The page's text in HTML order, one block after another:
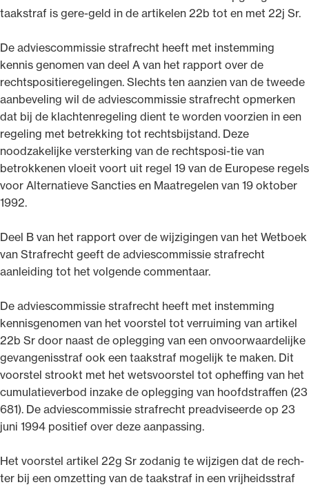
taakstraf is gere-geld in de artikelen 22b tot en met 22j Sr.
De adviescommissie strafrecht heeft met instemming
kennis genomen van deel A van het rapport over de
rechtspositieregelingen. Slechts ten aanzien van de tweede
aanbeveling wil de adviescommissie strafrecht opmerken
dat bij de klachtenregeling dient te worden voorzien in een
regeling met betrekking tot rechtsbijstand. Deze
noodzakelijke versterking van de rechtsposi-tie van
betrokkenen vloeit voort uit regel 19 van de Europese regels
voor Alternatieve Sancties en Maatregelen van 19 oktober
1992.
Deel B van het rapport over de wijzigingen van het Wetboek
van Strafrecht geeft de adviescommissie strafrecht
aanleiding tot het volgende commentaar.
De adviescommissie strafrecht heeft met instemming
kennisgenomen van het voorstel tot verruiming van artikel
22b Sr door naast de oplegging van een onvoorwaardelijke
gevangenisstraf ook een taakstraf mogelijk te maken. Dit
voorstel strookt met het wetsvoorstel tot opheffing van het
cumulatieverbod inzake de oplegging van hoofdstraffen (23
681). De adviescommissie strafrecht preadviseerde op 23
juni 1994 positief over deze aanpassing.
Het voorstel artikel 22g Sr zodanig te wijzigen dat de rech-
ter bij een omzetting van de taakstraf in een vrijheidsstraf